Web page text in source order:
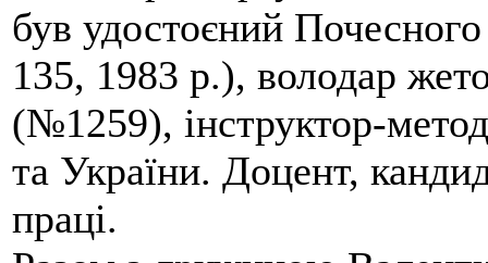
був удостоєний
135, 1983 р.), володар
(№1259), інструктор-
та України. Доцент,
праці.